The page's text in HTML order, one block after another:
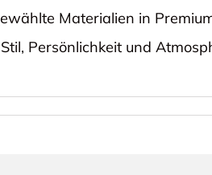
Materialien in
Persönlichkeit und